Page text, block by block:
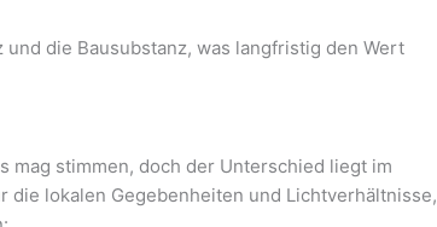
die Bausubstanz, was langfristig den Wert
mag stimmen, doch der Unterschied liegt im
die lokalen Gegebenheiten und Lichtverhältnisse,